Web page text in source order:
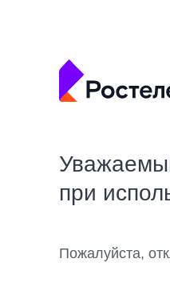
при
Пожалуйста,